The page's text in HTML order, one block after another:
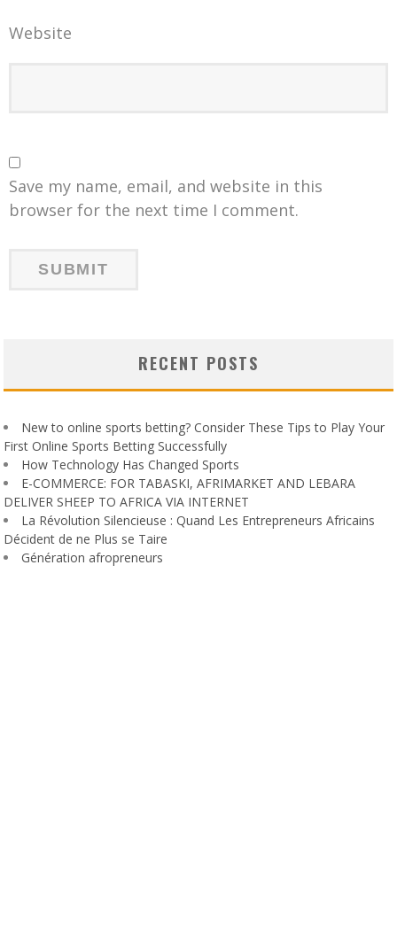
Website
Save my name, email, and website in this
browser for the next time I comment.
RECENT POSTS
New to online sports betting? Consider These Tips to Play Your
First Online Sports Betting Successfully
How Technology Has Changed Sports
E-COMMERCE: FOR TABASKI, AFRIMARKET AND LEBARA
DELIVER SHEEP TO AFRICA VIA INTERNET
La Révolution Silencieuse : Quand Les Entrepreneurs Africains
Décident de ne Plus se Taire
Génération afropreneurs